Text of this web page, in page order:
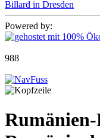
Billard in Dresden
Powered by:
988